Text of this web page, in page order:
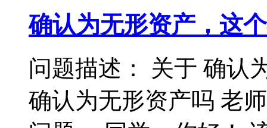
确认为无形资产，这
问题描述： 关于 确认
确认为无形资产吗 老